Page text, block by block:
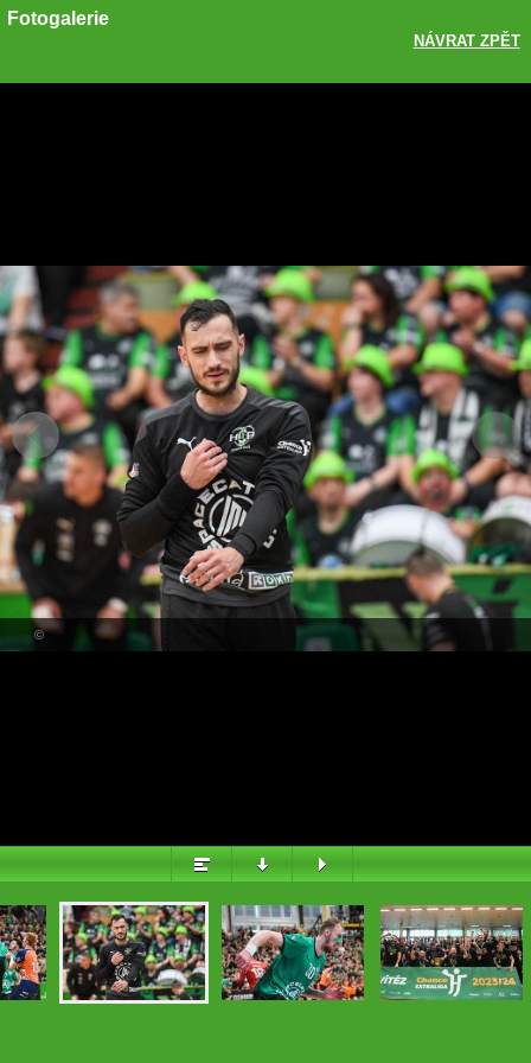
Fotogalerie
NÁVRAT ZPĚT
FACEBOOK
TWITTER
GOOGLE PLUS
PŘEHLED
©